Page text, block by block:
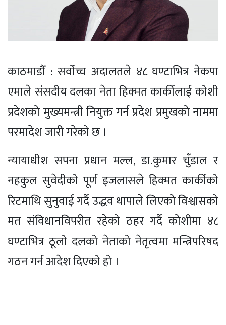
काठमाडौं : सर्वोच्च अदालतले ४८ घण्टाभित्र नेकपा
एमाले संसदीय दलका नेता हिक्मत कार्कीलाई कोशी
प्रदेशको मुख्यमन्त्री नियुक्त गर्न प्रदेश प्रमुखको नाममा
परमादेश जारी गरेको छ ।
न्यायाधीश सपना प्रधान मल्ल, डा.कुमार चुँडाल र
नहकुल सुवेदीको पूर्ण इजलासले हिक्मत कार्कीको
रिटमाथि सुनुवाई गर्दै उद्धव थापाले लिएको विश्वासको
मत संविधानविपरीत रहेको ठहर गर्दै कोशीमा ४८
घण्टाभित्र ठूलो दलको नेताको नेतृत्वमा मन्त्रिपरिषद
गठन गर्न आदेश दिएको हो ।